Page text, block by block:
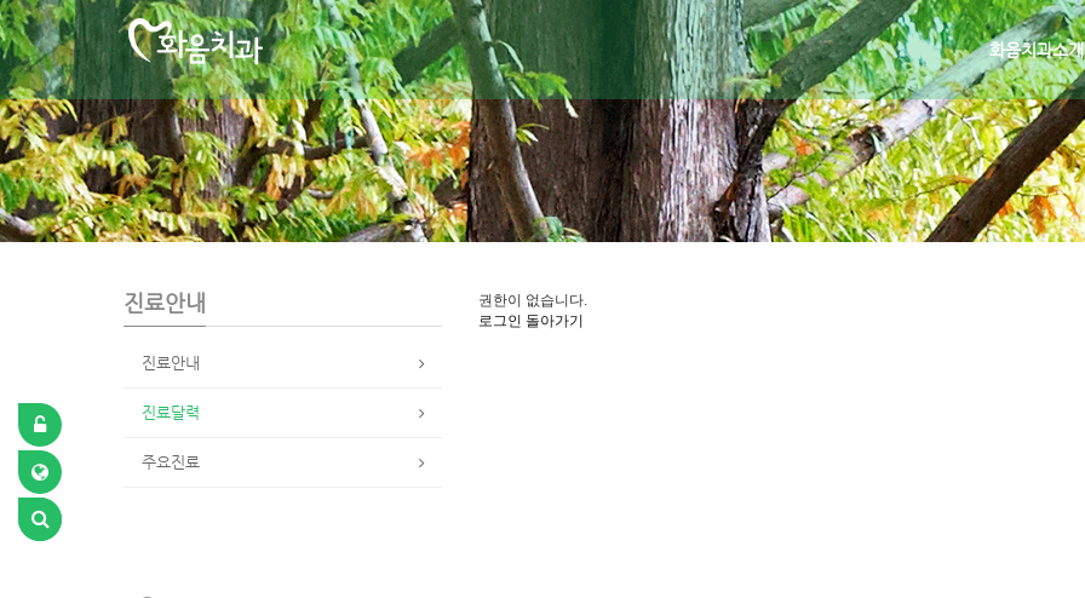
화음치과소개
S
u
b
r
o
m
o
t
i
진료안내
진료안내
진료달력
주요진료
권한이 없습니다.
로그인 돌아가기